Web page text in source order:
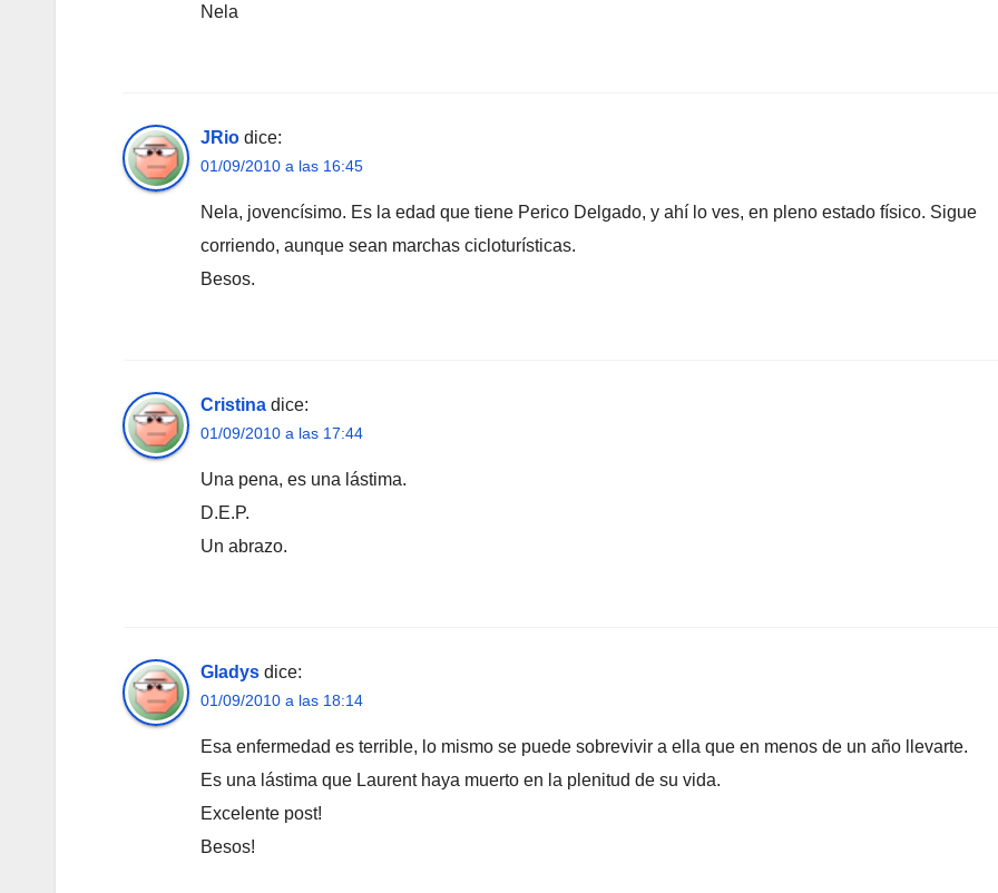
Nela
JRio dice:
01/09/2010 a las 16:45
Nela, jovencísimo. Es la edad que tiene Perico Delgado, y ahí lo ves, en pleno estado físico. Sigue
corriendo, aunque sean marchas cicloturísticas.
Besos.
Cristina dice:
01/09/2010 a las 17:44
Una pena, es una lástima.
D.E.P.
Un abrazo.
Gladys dice:
01/09/2010 a las 18:14
Esa enfermedad es terrible, lo mismo se puede sobrevivir a ella que en menos de un año llevarte.
Es una lástima que Laurent haya muerto en la plenitud de su vida.
Excelente post!
Besos!